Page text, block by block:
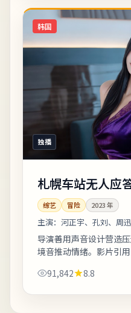
韩国
独播
札幌车站无人应
综艺 冒险 2023年
主演： 河正宇、孔刘、周
导演善用声音设计营造
境音推动情绪。影片引
向幕后岗位致敬。《札幌
91,842 8.8